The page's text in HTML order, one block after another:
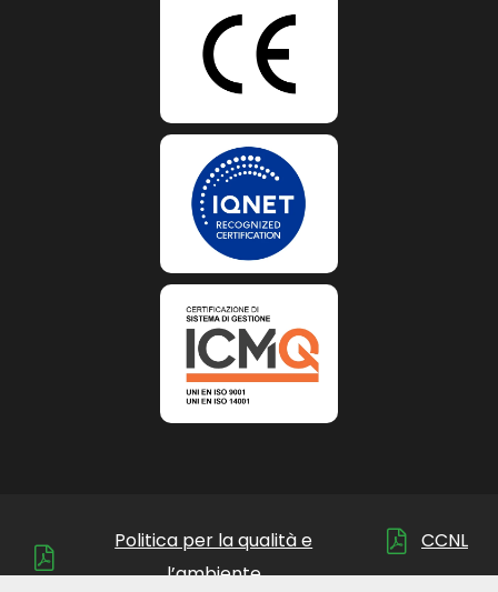
Politica per la qualità e
l’ambiente
CCNL